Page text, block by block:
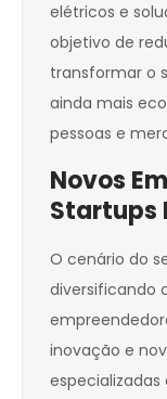
elétricos e
objetivo de
transformar o
ainda mais
pessoas e
Novos
Startups
O cenário do
diversificando
inovação e